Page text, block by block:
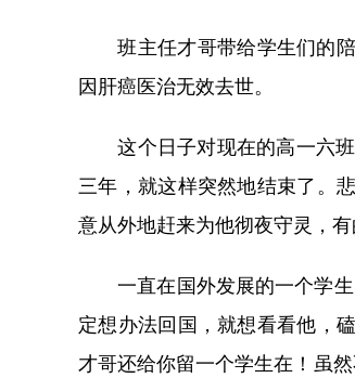
班主任才哥带给学生们的陪
因肝癌医治无效去世。
这个日子对现在的高一六班
三年，就这样突然地结束了。
意从外地赶来为他彻夜守灵，
一直在国外发展的一个学生
定想办法回国，就想看看他，
才哥还给你留一个学生在！虽